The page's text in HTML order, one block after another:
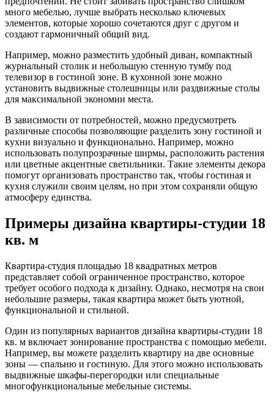
много мебелью, лучше выбрать несколько ключевых
элементов, которые хорошо сочетаются друг с другом и
создают гармоничный общий вид.
Например, можно разместить удобный диван, компактный
журнальный столик и небольшую стенную тумбу под
телевизор в гостиной зоне. В кухонной зоне можно
установить выдвижные столешницы или раздвижные столы
для максимальной экономии места.
В зависимости от потребностей, можно предусмотреть
различные способы позволяющие разделить зону гостиной и
кухни визуально и функционально. Например, можно
использовать полупрозрачные ширмы, расположить растения
или цветные акцентные светильники. Такие элементы декора
помогут организовать пространство так, чтобы гостиная и
кухня служили своим целям, но при этом сохраняли общую
атмосферу единства.
Примеры дизайна квартиры-студии 18
кв. м
Квартира-студия площадью 18 квадратных метров
представляет собой ограниченное пространство, которое
требует особого подхода к дизайну. Однако, несмотря на свои
небольшие размеры, такая квартира может быть уютной,
функциональной и стильной.
Один из популярных вариантов дизайна квартиры-студии 18
кв. м включает зонирование пространства с помощью мебели.
Например, вы можете разделить квартиру на две основные
зоны — спальню и гостиную. Для этого можно использовать
выдвижные шкафы-перегородки или специальные
многофункциональные мебельные системы.